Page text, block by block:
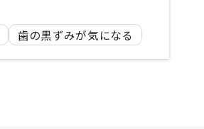
歯の黒ずみが気になる